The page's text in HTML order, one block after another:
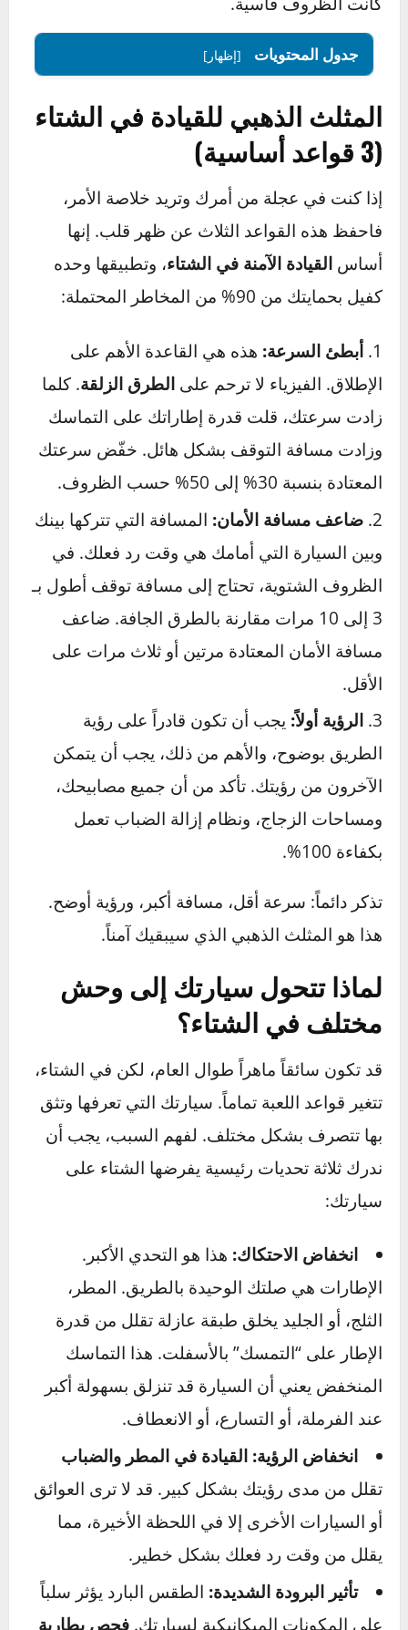
حصنك الآمن، وصولاً إلى تعليمك التقنيات التي
تجعلك قادراً على التحكم في سيارتك بأمان مهما
جدول المحتويات [إظهار]
المثلث الذهبي للقيادة في الشتاء
إذا كنت في عجلة من أمرك وتريد خلاصة الأمر،
أساسالقيادة الآمنة في الشتاء، وتطبيقها وحده
كفيل بحمايتك من 90% من المخاطر المحتملة:
أبطئ السرعة:هذه هي القاعدة الأهم على
الإطلاق. الفيزياء لا ترحم علىالطرق الزلقة. كلما
زادت سرعتك، قلت قدرة إطاراتك على التماسك
وزادت مسافة التوقف بشكل هائل. خفّض سرعتك
المعتادة بنسبة 30% إلى 50% حسب الظروف.
ضاعف مسافة الأمان: المسافة التي تتركها بينك
وبين السيارة التي أمامك هي وقت رد فعلك. في
الظروف الشتوية، تحتاج إلى مسافة توقف أطول بـ
3 إلى 10 مرات مقارنة بالطرق الجافة. ضاعف
مسافة الأمان المعتادة مرتين أو ثلاث مرات على
الرؤية أولاً:يجب أن تكون قادراً على رؤية
الآخرون من رؤيتك. تأكد من أن جميع مصابيحك،
ومساحات الزجاج، ونظام إزالة الضباب تعمل
بكفاءة 100%.
تذكر دائماً: سرعة أقل، مسافة أكبر، ورؤية أوضح.
هذا هو المثلث الذهبي الذي سيبقيك آمناً.
لماذا تتحول سيارتك إلى وحش
مختلف في الشتاء؟
قد تكون سائقاً ماهراً طوال العام، لكن في الشتاء،
تتغير قواعد اللعبة تماماً. سيارتك التي تعرفها وتثق
بها تتصرف بشكل مختلف. لفهم السبب، يجب أن
ندرك ثلاثة تحديات رئيسية يفرضها الشتاء على
سيارتك:
انخفاض الاحتكاك:
هذا هو التحدي الأكبر.
الإطارات هي صلتك الوحيدة بالطريق. المطر،
الثلج، أو الجليد يخلق طبقة عازلة تقلل من قدرة
الإطار على “التمسك” بالأسفلت. هذا التماسك
المنخفض يعني أن السيارة قد تنزلق بسهولة أكبر
عند الفرملة، أو التسارع، أو الانعطاف.
انخفاض الرؤية:
القيادة في المطر والضباب